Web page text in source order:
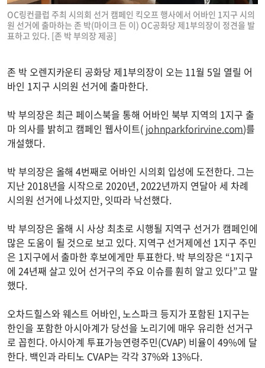
OC링컨클럽 주최 시의회 선거 캠페인 킥오프 행사에서 어바인 1지구 시의
원 선거에 출마하는 존 박(마이크 든 이) OC공화당 제1부의장이 정견을 발
표하고 있다. [존 박 부의장 제공]
존 박 오렌지카운티 공화당 제1부의장이 오는 11월 5일 열릴 어
바인 1지구 시의원 선거에 출마한다.
박 부의장은 최근 페이스북을 통해 어바인 북부 지역의 1지구 출
마 의사를 밝히고 캠페인 웹사이트( johnparkforirvine.com)를
개설했다.
박 부의장은 올해 4번째로 어바인 시의회 입성에 도전한다. 그는
지난 2018년을 시작으로 2020년, 2022년까지 연달아 세 차례
시의원 선거에 나섰지만, 잇따라 낙선했다.
박 부의장은 올해 시 사상 최초로 시행될 지역구 선거가 캠페인에
많은 도움이 될 것으로 보고 있다. 지역구 선거제에선 1지구 주민
은 1지구에서 출마한 후보에게만 투표한다. 박 부의장은 “1지구
에 24년째 살고 있어 선거구의 주요 이슈를 훤히 알고 있다”고 말
했다.
오차드힐스와 웨스트 어바인, 노스파크 등지가 포함된 1지구는
한인을 포함한 아시아계가 당선을 노리기에 매우 유리한 선거구
로 꼽힌다. 아시아계 투표가능연령주민(CVAP) 비율이 49%에 달
한다. 백인과 라티노 CVAP는 각각 37%와 13%다.